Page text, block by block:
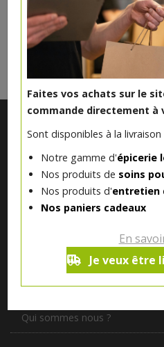
Faites vos achats sur le
commande directement à
Sont disponibles à la livraison
Notre gamme d'épicerie
Nos produits de soins
Nos produits d'entretien
Nos paniers cadeaux
En
Je veux être
DANS LA MÊME
Notre magasin situé à
produits de plus de 50 artisans
vous servir du petit déjeuner au
Qui sommes nous ?